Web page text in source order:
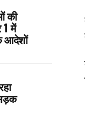
की
1 में
आदेशों